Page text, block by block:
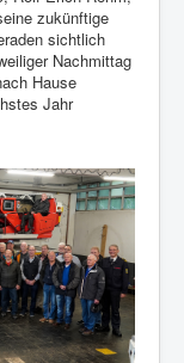
zukünftige
sichtlich
Nachmittag
Hause
Jahr